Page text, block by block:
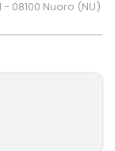
08100 Nuoro (NU)